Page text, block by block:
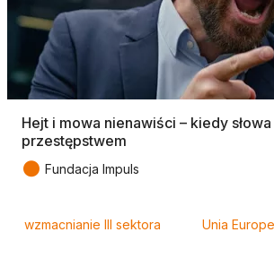
Hejt i mowa nienawiści – kiedy
przestępstwem
● Fundacja Impuls
wzmacnianie III sektora Unia